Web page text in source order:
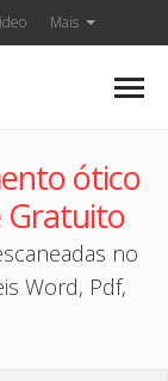
Mais
ótico
Gratuito
no
Word, Pdf,